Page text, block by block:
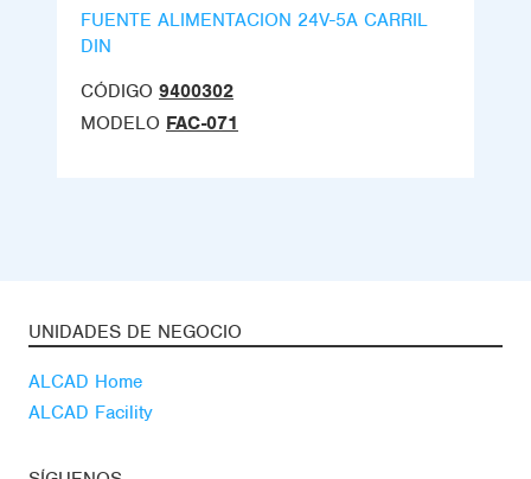
FUENTE ALIMENTACION 24V-5A CARRIL
DIN
CÓDIGO 9400302
MODELO FAC-071
UNIDADES DE NEGOCIO
ALCAD Home
ALCAD Facility